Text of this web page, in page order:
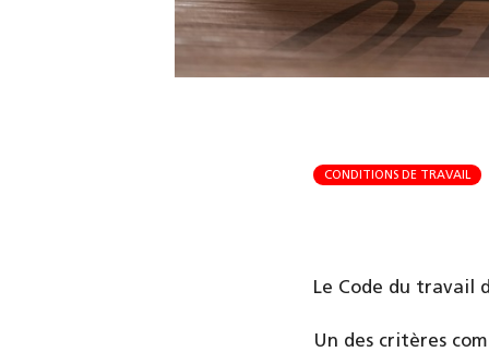
CONDITIONS DE TRAVAIL
Le Code du travail
Un des critères